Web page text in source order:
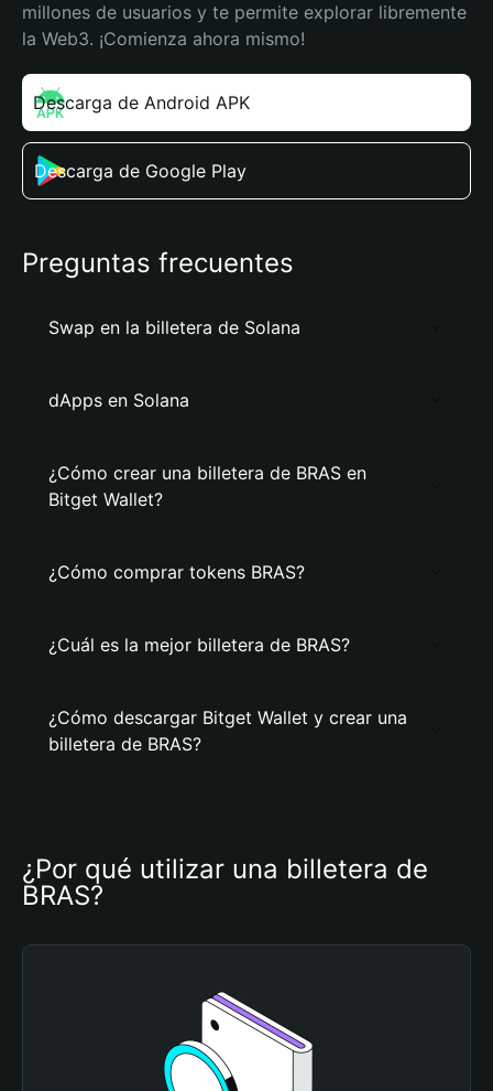
millones de usuarios y te permite explorar libremente
la Web3. ¡Comienza ahora mismo!
Descarga de Android APK
Descarga de Google Play
Preguntas frecuentes
Swap en la billetera de Solana
dApps en Solana
¿Cómo crear una billetera de BRAS en
Bitget Wallet?
¿Cómo comprar tokens BRAS?
¿Cuál es la mejor billetera de BRAS?
¿Cómo descargar Bitget Wallet y crear una
billetera de BRAS?
¿Por qué utilizar una billetera de
BRAS?